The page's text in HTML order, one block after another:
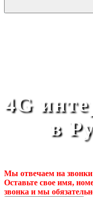
4G
в
Мы отвечаем на звонки
Оставьте свое имя,
звонка и мы